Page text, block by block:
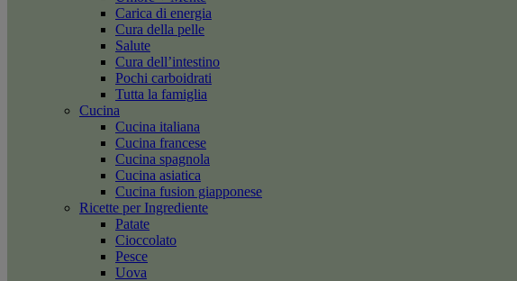
Carica di energia
Cura della pelle
Salute
Cura dell’intestino
Pochi carboidrati
Tutta la famiglia
Cucina
Cucina italiana
Cucina francese
Cucina spagnola
Cucina asiatica
Cucina fusion giapponese
Ricette per Ingrediente
Patate
Cioccolato
Pesce
Uova